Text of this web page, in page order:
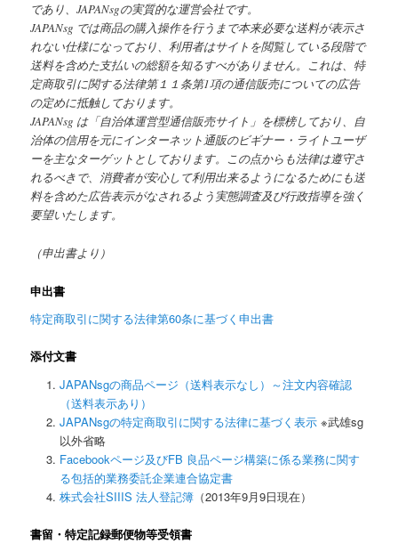
であり、JAPANsgの実質的な運営会社です。
JAPANsg では商品の購入操作を行うまで本来必要な送料が表示さ
れない仕様になっており、利用者はサイトを閲覧している段階で
送料を含めた支払いの総額を知るすべがありません。これは、特
定商取引に関する法律第１１条第1項の通信販売についての広告
の定めに抵触しております。
JAPANsg は「自治体運営型通信販売サイト」を標榜しており、自
治体の信用を元にインターネット通販のビギナー・ライトユーザ
ーを主なターゲットとしております。この点からも法律は遵守さ
れるべきで、消費者が安心して利用出来るようになるためにも送
料を含めた広告表示がなされるよう実態調査及び行政指導を強く
要望いたします。
（申出書より）
申出書
特定商取引に関する法律第60条に基づく申出書
添付文書
JAPANsgの商品ページ（送料表示なし）～注文内容確認
（送料表示あり）
JAPANsgの特定商取引に関する法律に基づく表示※武雄sg
以外省略
Facebookページ及びFB 良品ページ構築に係る業務に関す
る包括的業務委託企業連合協定書
株式会社SIIIS 法人登記簿（2013年9月9日現在）
書留・特定記録郵便物等受領書